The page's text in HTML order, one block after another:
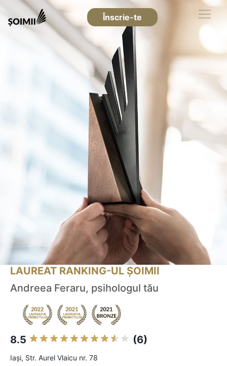
Înscrie-te
LAUREAT RANKING-UL ȘOIMII
Andreea Feraru, psihologul tău
8.5 (6)
Iaşi, Str. Aurel Vlaicu nr. 78